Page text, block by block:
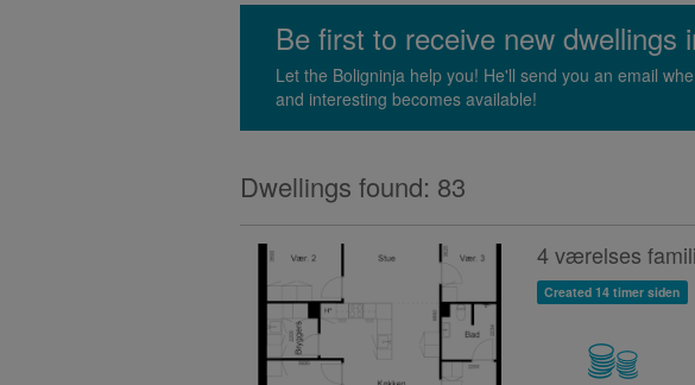
Be first to receive new dwellings
Let the Boligninja help you! He'll send you an email
and interesting becomes available!
Dwellings found: 83
4 værelses
Created 14 timer siden